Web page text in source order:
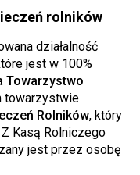
rolników
działalność
jest w 100%
Towarzystwo
towarzystwie
Rolników, który
Kasą Rolniczego
jest przez osobę